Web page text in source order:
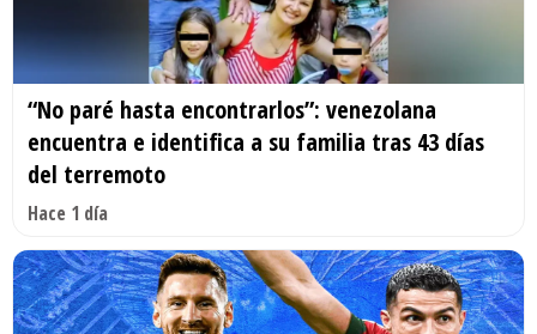
“No paré hasta encontrarlos”: venezolana
encuentra e identifica a su familia tras 43 días
del terremoto
Hace 1 día